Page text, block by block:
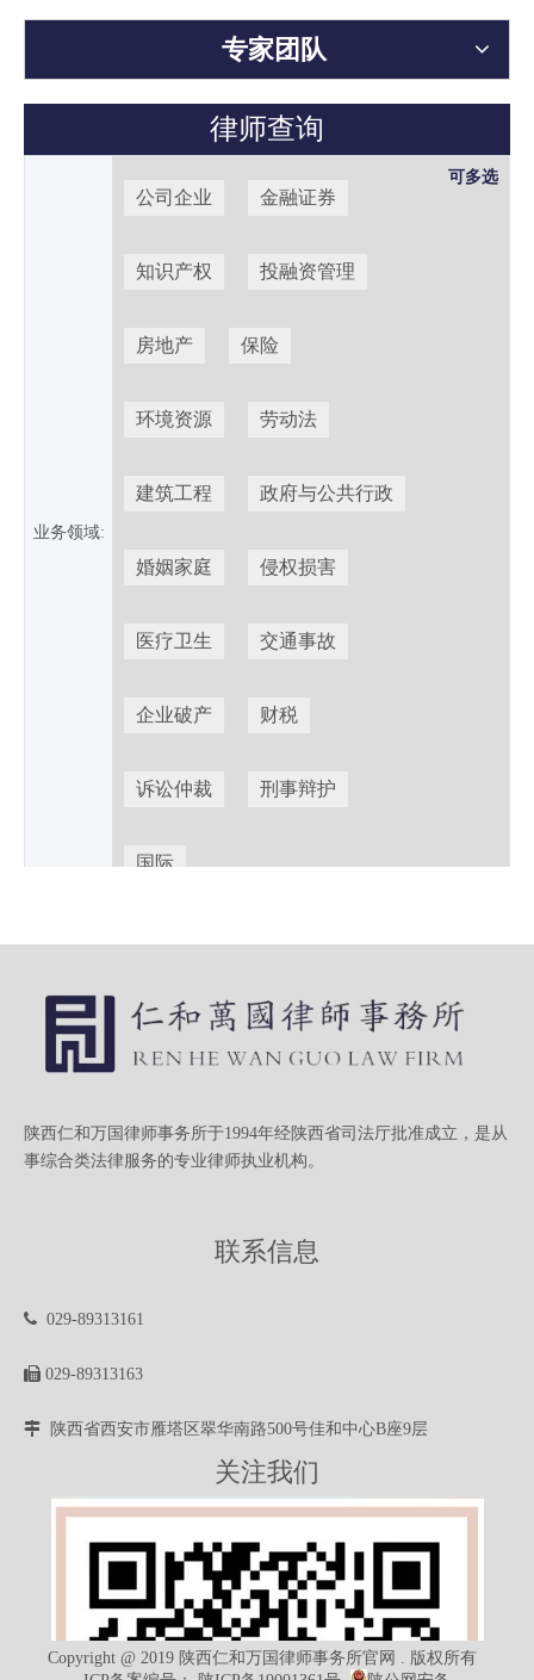
专家团队
律师查询
业务领域:
可多选
公司企业 金融证券
知识产权 投融资管理
房地产 保险
环境资源 劳动法
建筑工程 政府与公共行政
婚姻家庭 侵权损害
医疗卫生 交通事故
企业破产 财税
诉讼仲裁 刑事辩护
国际
陕西仁和万国律师事务所于1994年经陕西省司法厅批准成立，是从
事综合类法律服务的专业律师执业机构。
联系信息
 029-89313161
 029-89313163
 陕西省西安市雁塔区翠华南路500号佳和中心B座9层
关注我们
Copyright @ 2019 陕西仁和万国律师事务所官网 . 版权所有